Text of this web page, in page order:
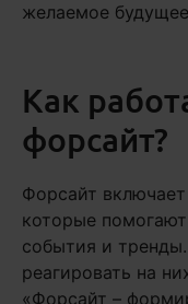
желаемое
Как
форсайт?
Форсайт
которые
события и
реагировать на
«Форсайт –